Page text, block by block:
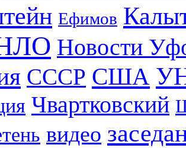
Ефимов
Новости
СССР США
Чвартковский
видео